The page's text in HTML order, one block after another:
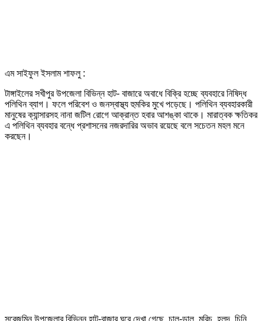
এম সাইফুল ইসলাম শাফলু :
টাঙ্গাইলের সখীপুর উপজেলা বিভিন্ন হাট- বাজারে অবাধে বিক্রি হচ্ছে ব্যবহারে নিষিদ্ধ
পলিথিন ব্যাগ। ফলে পরিবেশ ও জনস্বাস্থ্য হুমকির মুখে পড়েছে। পলিথিন ব্যবহারকারী
মানুষের ক্যান্সারসহ নানা জটিল রোগে আক্রান্ত হবার আশঙ্কা থাকে। মারাত্বক ক্ষতিকর
এ পলিথিন ব্যবহার বন্ধে প্রশাসনের নজরদারির অভাব রয়েছে বলে সচেতন মহল মনে
করছেন।
সরেজমিন উপজেলার বিভিন্ন হাট-বাজার ঘুরে দেখা গেছে, চাল-ডাল, মরিচ, হলুদ, চিনি,